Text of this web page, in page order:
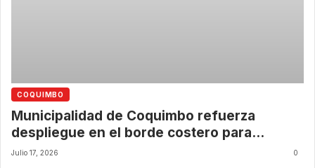
COQUIMBO
Municipalidad de Coquimbo refuerza
despliegue en el borde costero para
proteger a familias y pescadores ante
Julio 17, 2026 0